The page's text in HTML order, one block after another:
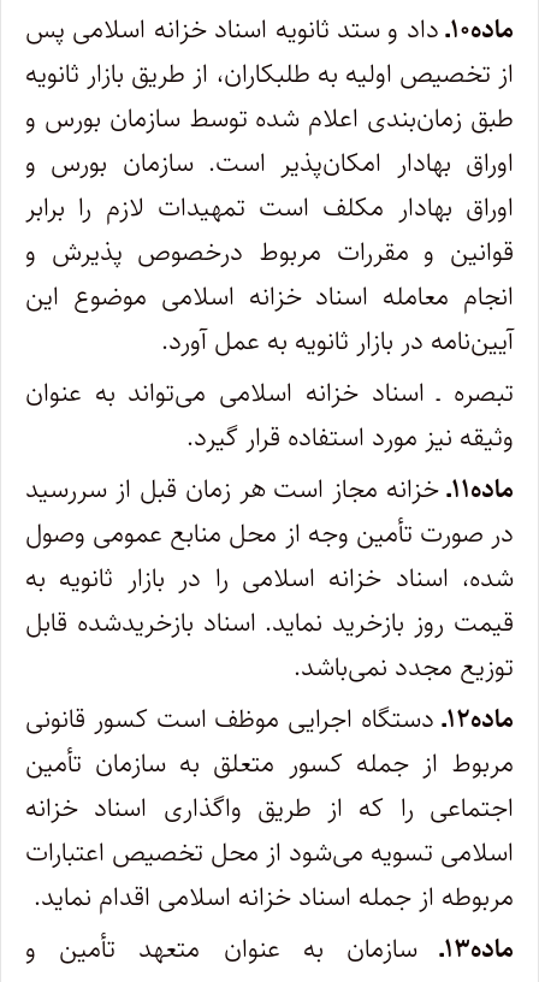
ماده۱۰ـ داد و ستد ثانویه اسناد خزانه اسلامی پس
از تخصیص اولیه به طلبکاران، از طریق بازار ثانویه
طبق زمان‌بندی اعلام شده توسط سازمان بورس و
اوراق بهادار امکان‌پذیر است. سازمان بورس و
اوراق بهادار مکلف است تمهیدات لازم را برابر
قوانین و مقررات مربوط درخصوص پذیرش و
انجام معامله اسناد خزانه اسلامی موضوع این
آیین‌نامه در بازار ثانویه به عمل آورد.
تبصره ـ اسناد خزانه اسلامی می‌تواند به عنوان
وثیقه نیز مورد استفاده قرار گیرد.
ماده۱۱ـ
خزانه مجاز است هر زمان قبل از سررسید
در صورت تأمین وجه از محل منابع عمومی وصول
شده، اسناد خزانه اسلامی را در بازار ثانویه به
قیمت روز بازخرید نماید. اسناد بازخریدشده قابل
توزیع مجدد نمی‌باشد.
ماده۱۲ـ
دستگاه اجرایی موظف است کسور قانونی
مربوط از جمله کسور متعلق به سازمان تأمین
اجتماعی را که از طریق واگذاری اسناد خزانه
اسلامی تسویه می‌شود از محل تخصیص اعتبارات
مربوطه از جمله اسناد خزانه اسلامی اقدام نماید.
ماده۱۳ـ
سازمان به عنوان متعهد تأمین و